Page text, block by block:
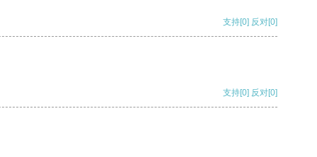
支持[0] 反对[0]
支持[0] 反对[0]